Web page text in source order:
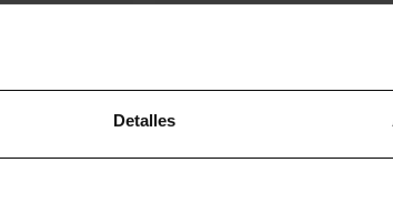
Detalles
были в
вида из
Зато на
очень
бы
Удобный
хватало.
рядом